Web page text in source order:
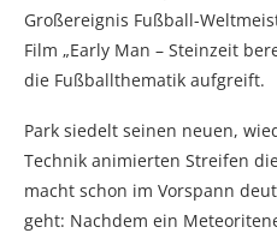
Großereignis Fußball-
Film „Early Man – Steinzeit
die Fußballthematik aufgreift.
Park siedelt seinen neuen,
Technik animierten Streifen
macht schon im Vorspann
geht: Nachdem ein